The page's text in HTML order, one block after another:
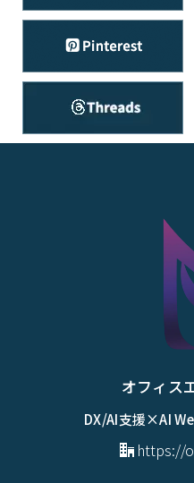
オフィス
DX/AI支援×AI
https://